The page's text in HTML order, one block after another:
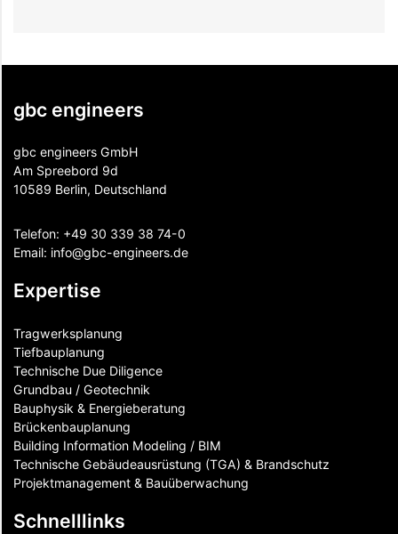
gbc engineers
gbc engineers GmbH
Am Spreebord 9d
10589 Berlin, Deutschland
Telefon: +49 30 339 38 74-0
Email: info@gbc-engineers.de
Expertise
Tragwerksplanung
Tiefbauplanung
Technische Due Diligence
Grundbau / Geotechnik
Bauphysik & Energieberatung
Brückenbauplanung
Building Information Modeling / BIM
Technische Gebäudeausrüstung (TGA) & Brandschutz
Projektmanagement & Bauüberwachung
Schnelllinks